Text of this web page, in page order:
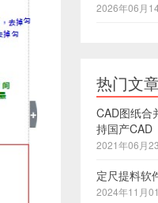
2026年06月
热门文章
CAD图纸合
持国产CAD
2021年06月
定尺提料软
2024年11月